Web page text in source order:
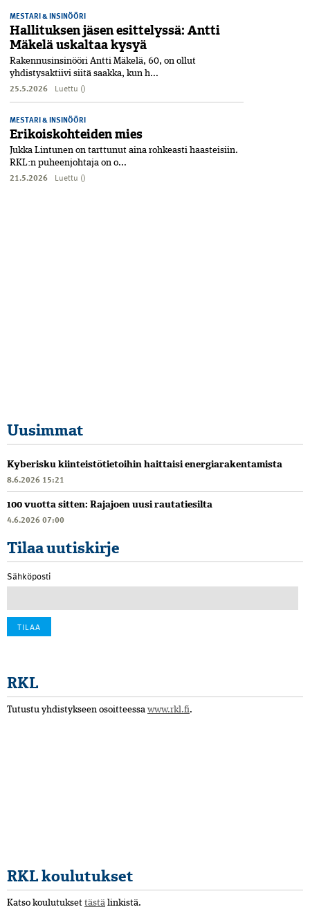
MESTARI & INSINÖÖRI
Hallituksen jäsen esittelyssä: Antti
Mäkelä uskaltaa kysyä
Rakennusinsinööri Antti Mäkelä, 60, on ollut
yhdistysaktiivi siitä saakka, kun h...
25.5.2026 Luettu ()
MESTARI & INSINÖÖRI
Erikoiskohteiden mies
Jukka Lintunen on tarttunut aina rohkeasti haasteisiin.
RKL:n puheenjohtaja on o...
21.5.2026 Luettu ()
Uusimmat
Kyberisku kiinteistötietoihin haittaisi energiarakentamista
8.6.2026 15:21
100 vuotta sitten: Rajajoen uusi rautatiesilta
4.6.2026 07:00
Tilaa uutiskirje
Sähköposti
RKL
Tutustu yhdistykseen osoitteessa www.rkl.fi.
RKL koulutukset
Katso koulutukset tästä linkistä.